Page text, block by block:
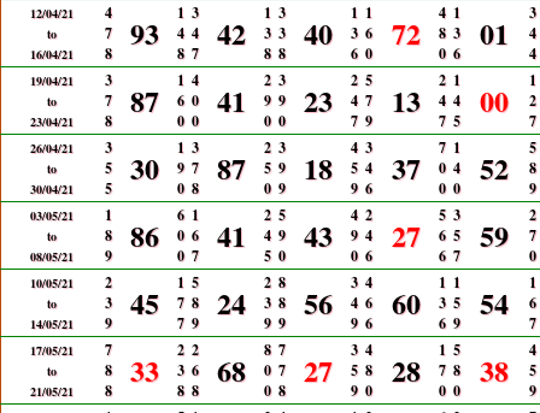
12/04/21
to
16/04/21
4
7
8
93
1
4
8
3
4
7
42
1
3
8
3
3
8
40
1
3
6
1
6
0
72
4
8
0
1
3
6
01
3
4
4
19/04/21
to
23/04/21
3
7
8
87
1
6
0
4
0
0
41
2
9
0
3
9
0
23
2
4
7
5
7
9
13
2
4
7
1
4
5
00
1
2
7
26/04/21
to
30/04/21
3
5
5
30
1
9
0
3
7
8
87
2
5
0
3
9
9
18
4
5
9
3
4
6
37
7
0
0
1
4
0
52
5
8
9
03/05/21
to
08/05/21
1
8
9
86
6
0
0
1
6
7
41
2
4
5
5
9
0
43
4
9
0
2
4
6
27
5
6
6
3
5
7
59
2
7
0
10/05/21
to
14/05/21
2
3
9
45
1
7
7
5
8
9
24
2
3
9
8
8
9
56
3
4
9
4
6
6
60
1
3
6
1
5
9
54
1
6
7
17/05/21
to
21/05/21
7
8
8
33
2
3
8
2
6
8
68
8
0
0
7
7
8
27
3
5
9
4
8
0
28
1
7
0
5
8
0
38
4
5
9